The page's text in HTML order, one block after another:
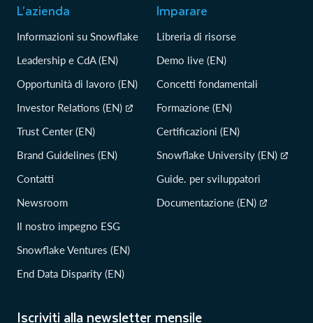
Iscriviti alla newsletter mensile
L’azienda
Informazioni su Snowflake
Leadership e CdA (EN)
Opportunità di lavoro (EN)
Investor Relations (EN)
Trust Center (EN)
Brand Guidelines (EN)
Contatti
Newsroom
Il nostro impegno ESG
Snowflake Ventures (EN)
End Data Disparity (EN)
Imparare
Libreria di risorse
Demo live (EN)
Concetti fondamentali
Formazione (EN)
Certificazioni (EN)
Snowflake University (EN)
Guide. per sviluppatori
Documentazione (EN)